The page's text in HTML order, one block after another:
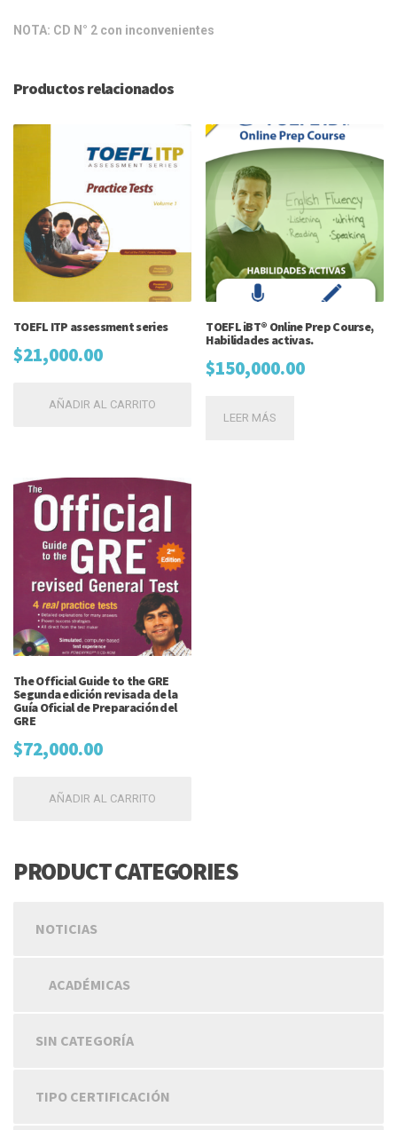
NOTA: CD N° 2 con inconvenientes
Productos relacionados
TOEFL ITP assessment series
$21,000.00
AÑADIR AL CARRITO
TOEFL iBT® Online Prep Course,
Habilidades activas.
$150,000.00
LEER MÁS
The Official Guide to the GRE
Segunda edición revisada de la
Guía Oficial de Preparación del
GRE
$72,000.00
AÑADIR AL CARRITO
PRODUCT CATEGORIES
NOTICIAS
ACADÉMICAS
SIN CATEGORÍA
TIPO CERTIFICACIÓN